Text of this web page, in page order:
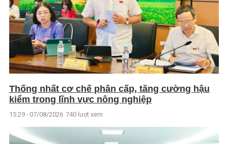
Thống nhất cơ chế phân cấp, tăng cường hậu
kiểm trong lĩnh vực nông nghiệp
15:29 - 07/08/2026 740 lượt xem